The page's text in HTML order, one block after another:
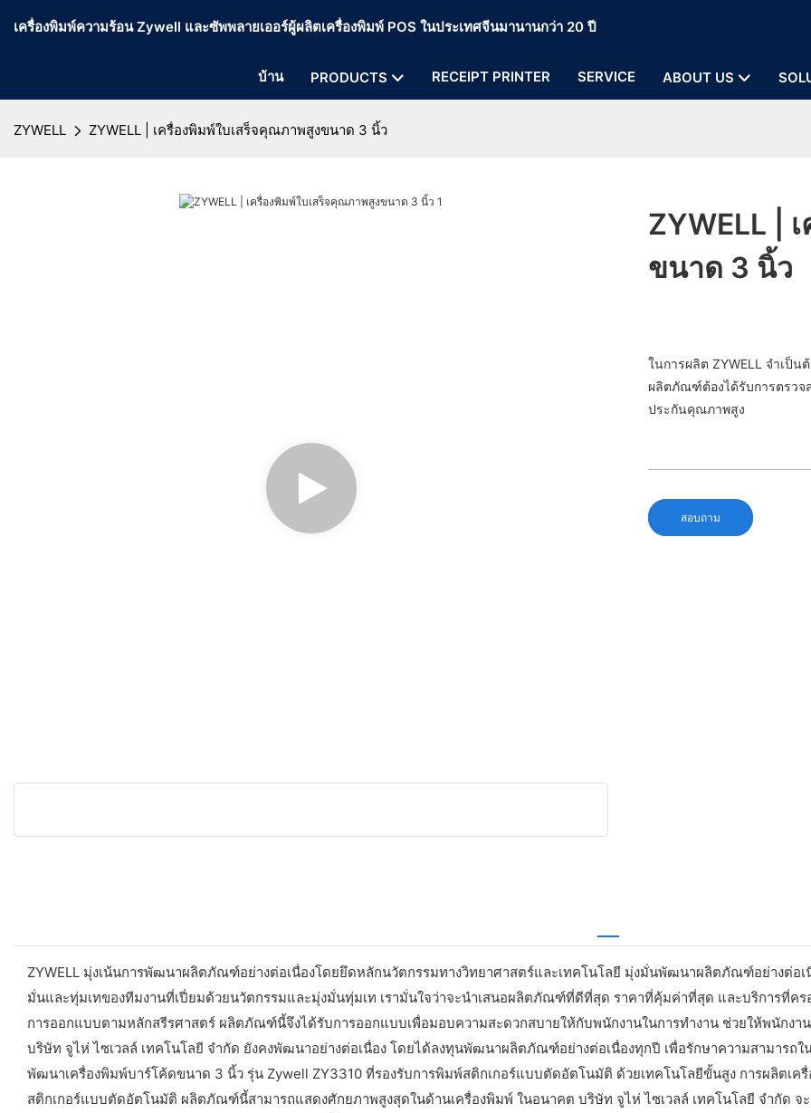
เครื่องพิมพ์ความร้อน Zywell และซัพพลายเออร์ผู้ผลิตเครื่องพิมพ์ POS ในประเทศจีนมานานกว่า 20 ปี
บ้าน PRODUCTS RECEIPT PRINTER SERVICE ABOUT US
ZYWELL ZYWELL | เครื่องพิมพ์ใบเสร็จคุณภาพสูงขนาด 3 นิ้ว
ZYWELL |
ขนาด 3 นิ้ว
ในการผลิต ZYWELL จำเป็
ผลิตภัณฑ์ต้องได้รับการตรวจ
ประกันคุณภาพสูง
สอบถาม
ZYWELL มุ่งเน้นการพัฒนาผลิตภัณฑ์อย่างต่อเนื่องโดยยึดหลักนวัตกรรมทางวิทยาศาสตร์และเทคโนโลยี มุ่งมั่นพัฒนาผลิตภัณฑ์อย่างต่อ
มั่นและทุ่มเทของทีมงานที่เปี่ยมด้วยนวัตกรรมและมุ่งมั่นทุ่มเท เรามั่นใจว่าจะนำเสนอผลิตภัณฑ์ที่ดีที่สุด ราคาที่คุ้มค่าที่สุด และบริการที่ค
การออกแบบตามหลักสรีรศาสตร์ ผลิตภัณฑ์นี้จึงได้รับการออกแบบเพื่อมอบความสะดวกสบายให้กับพนักงานในการทำงาน ช่วยให้พนักงา
บริษัท จูไห่ ไซเวลล์ เทคโนโลยี จำกัด ยังคงพัฒนาอย่างต่อเนื่อง โดยได้ลงทุนพัฒนาผลิตภัณฑ์อย่างต่อเนื่องทุกปี เพื่อรักษาความสามารถใ
พัฒนาเครื่องพิมพ์บาร์โค้ดขนาด 3 นิ้ว รุ่น Zywell ZY3310 ที่รองรับการพิมพ์สติกเกอร์แบบตัดอัตโนมัติ ด้วยเทคโนโลยีขั้นสูง การผลิตเ
สติกเกอร์แบบตัดอัตโนมัติ ผลิตภัณฑ์นี้สามารถแสดงศักยภาพสูงสุดในด้านเครื่องพิมพ์ ในอนาคต บริษัท จูไห่ ไซเวลล์ เทคโนโลยี จำกัด